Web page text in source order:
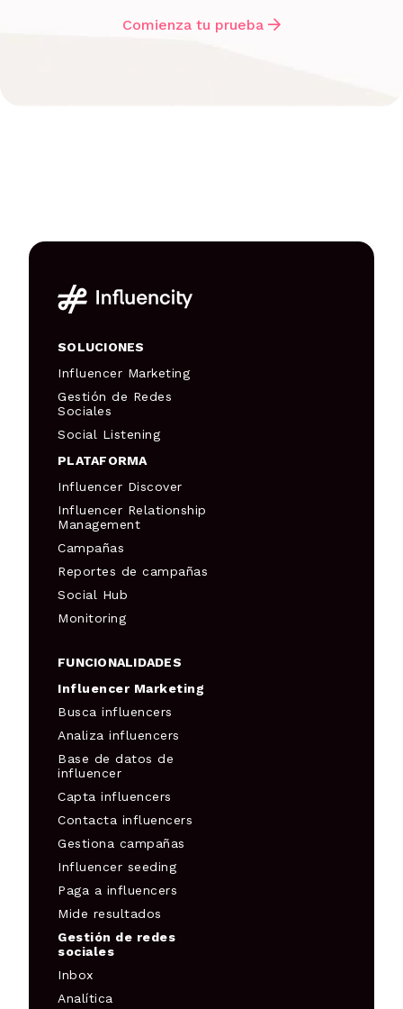
Comienza tu prueba
SOLUCIONES
Influencer Marketing
Gestión de Redes
Sociales
Social Listening
PLATAFORMA
Influencer Discover
Influencer Relationship
Management
Campañas
Reportes de campañas
Social Hub
Monitoring
FUNCIONALIDADES
Influencer Marketing
Busca influencers
Analiza influencers
Base de datos de
influencer
Capta influencers
Contacta influencers
Gestiona campañas
Influencer seeding
Paga a influencers
Mide resultados
Gestión de redes
sociales
Inbox
Analítica